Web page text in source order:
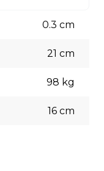
Você pode
às suas
0.3 cm
21 cm
98 kg
16 cm